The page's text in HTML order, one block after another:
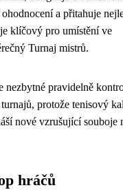
a přitahuje
klíčový pro umístění ve
Turnaj mistrů.
nezbytné pravidelně
protože tenisový
nové vzrušující souboje
hráčů